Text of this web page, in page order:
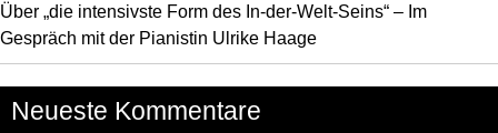
Über „die intensivste Form des In-der-Welt-Seins“ – Im
Gespräch mit der Pianistin Ulrike Haage
Neueste Kommentare